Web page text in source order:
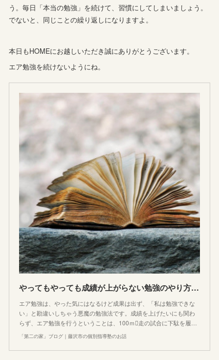
う。毎日「本当の勉強」を続けて、習慣にしてしまいましょう。
でないと、同じことの繰り返しになりますよ。
本日もHOMEにお越しいただき誠にありがとうございます。
エア勉強を続けないようにね。
やってもやっても成績が上がらない勉強のやり方「エア勉強」の16の事例と対策まとめ
エア勉強は、やった気にはなるけど成果は出ず、「私は勉強できな
い」と勘違いしちゃう悪魔の勉強法です。成績を上げたいにも関わ
らず、エア勉強を行うということは、100ｍ走の試合に下駄を履…
「第二の家」ブログ｜藤沢市の個別指導塾のお話